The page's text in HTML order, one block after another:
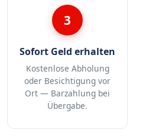
3
Sofort Geld erhalten
Kostenlose Abholung
oder Besichtigung vor
Ort — Barzahlung bei
Übergabe.